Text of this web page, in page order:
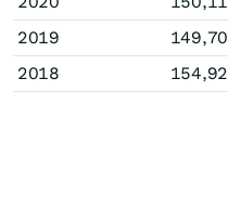
2019
149,70
2018
154,92